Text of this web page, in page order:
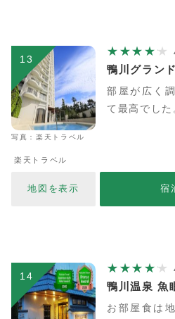
13
写真：楽天トラベル
鴨川グラン
部屋が広く
て最高でした
楽天トラベル
地図を表示 宿
14
鴨川温泉 魚
お部屋食は